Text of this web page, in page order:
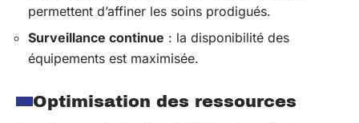
permettent d’affiner les soins prodigués.
Surveillance continue : la disponibilité des
équipements est maximisée.
Optimisation des ressources